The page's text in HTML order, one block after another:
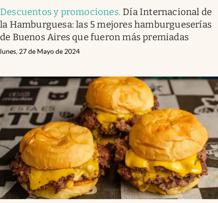
Descuentos y promociones. Día Internacional de
la Hamburguesa: las 5 mejores hamburgueserías
de Buenos Aires que fueron más premiadas
lunes, 27 de Mayo de 2024